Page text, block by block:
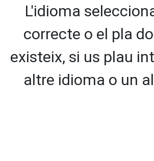
L'idioma
correcte o el pla
existeix, si us plau
altre idioma o un